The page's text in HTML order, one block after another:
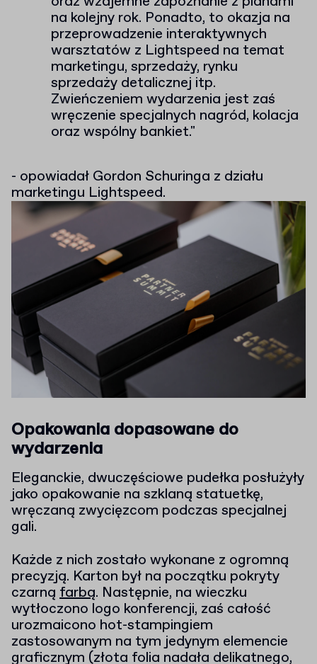
na kolejny rok. Ponadto, to okazja na
przeprowadzenie interaktywnych
warsztatów z Lightspeed na temat
marketingu, sprzedaży, rynku
sprzedaży detalicznej itp.
Zwieńczeniem wydarzenia jest zaś
wręczenie specjalnych nagród, kolacja
oraz wspólny bankiet."
- opowiadał Gordon Schuringa z działu
marketingu Lightspeed.
Opakowania dopasowane do
wydarzenia
Eleganckie, dwuczęściowe pudełka posłużyły
jako opakowanie na szklaną statuetkę,
wręczaną zwycięzcom podczas specjalnej
gali.
Każde z nich zostało wykonane z ogromną
precyzją. Karton był na początku pokryty
czarną farbą. Następnie, na wieczku
wytłoczono logo konferencji, zaś całość
urozmaicono hot-stampingiem
zastosowanym na tym jedynym elemencie
graficznym (złota folia nadała delikatnego,